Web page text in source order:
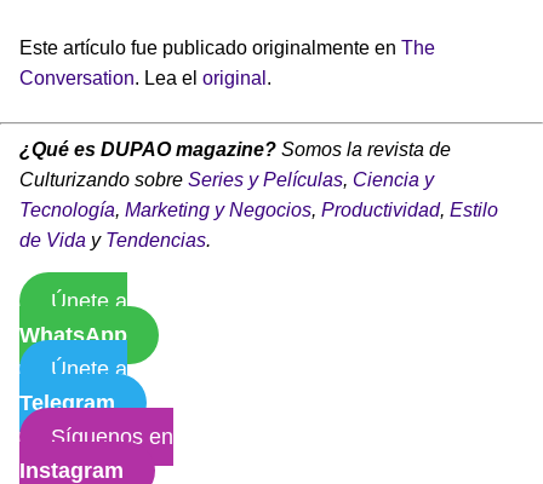
Este artículo fue publicado originalmente en The
Conversation. Lea el original .
¿Qué es DUPAO magazine? Somos la revista de
Culturizando sobre Series y Películas, Ciencia y
Tecnología, Marketing y Negocios, Productividad, Estilo
de Vida y Tendencias.
Únete a
WhatsApp
Únete a
Telegram
Síguenos en
Instagram